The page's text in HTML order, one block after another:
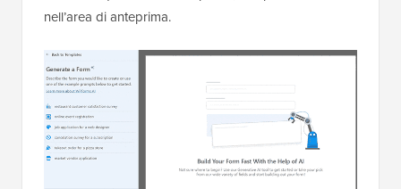
nell’area di anteprima.